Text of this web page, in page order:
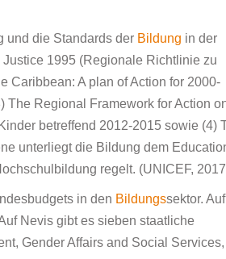
und die Standards der Bildung in der
1995 (Regionale Richtlinie zu
Caribbean: A plan of Action for 2000-
The Regional Framework for Action
betreffend 2012-2015 sowie (4)
unterliegt die Bildung dem
regelt. (UNICEF,
in den Bildungssektor.
Nevis gibt es sieben staatliche
Gender Affairs and Social Services,